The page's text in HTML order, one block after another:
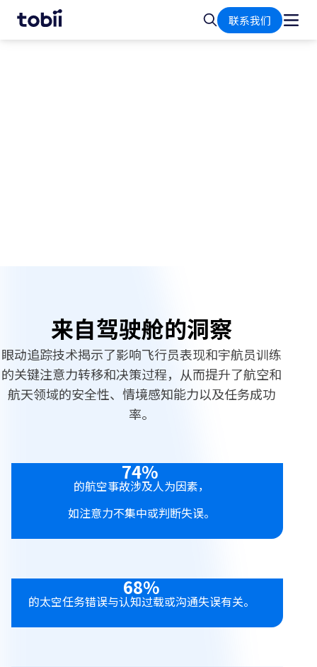
页
搜
索
联系我们
来自驾驶舱的洞察
眼动追踪技术揭示了影响飞行员表现和宇航员训练
的关键注意力转移和决策过程，从而提升了航空和
航天领域的安全性、情境感知能力以及任务成功
率。
74%
的航空事故涉及人为因素，
如注意力不集中或判断失误。
68%
的太空任务错误与认知过载或沟通失误有关。